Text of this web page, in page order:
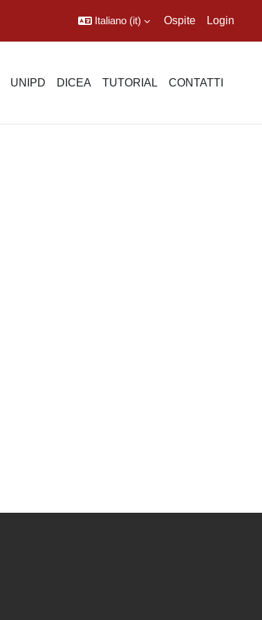
Italiano ‎(it)‎ Ospite Login
UNIPD DICEA TUTORIAL CONTATTI